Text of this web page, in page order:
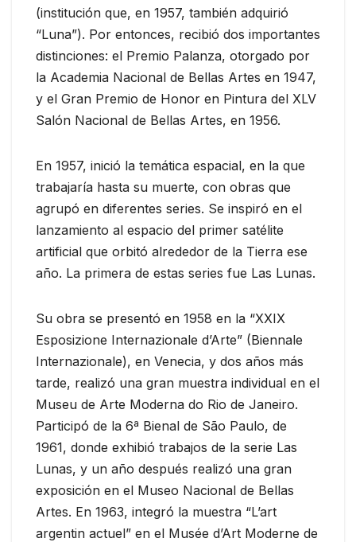
(institución que, en 1957, también adquirió
“Luna”). Por entonces, recibió dos importantes
distinciones: el Premio Palanza, otorgado por
la Academia Nacional de Bellas Artes en 1947,
y el Gran Premio de Honor en Pintura del XLV
Salón Nacional de Bellas Artes, en 1956.
En 1957, inició la temática espacial, en la que
trabajaría hasta su muerte, con obras que
agrupó en diferentes series. Se inspiró en el
lanzamiento al espacio del primer satélite
artificial que orbitó alrededor de la Tierra ese
año. La primera de estas series fue Las Lunas.
Su obra se presentó en 1958 en la “XXIX
Esposizione Internazionale d’Arte” (Biennale
Internazionale), en Venecia, y dos años más
tarde, realizó una gran muestra individual en el
Museu de Arte Moderna do Rio de Janeiro.
Participó de la 6ª Bienal de São Paulo, de
1961, donde exhibió trabajos de la serie Las
Lunas, y un año después realizó una gran
exposición en el Museo Nacional de Bellas
Artes. En 1963, integró la muestra “L’art
argentin actuel” en el Musée d’Art Moderne de